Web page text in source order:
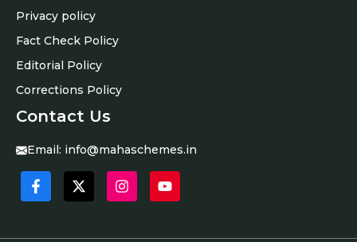
Privacy policy
Fact Check Policy
Editorial Policy
Corrections Policy
Contact Us
Email: info@mahaschemes.in